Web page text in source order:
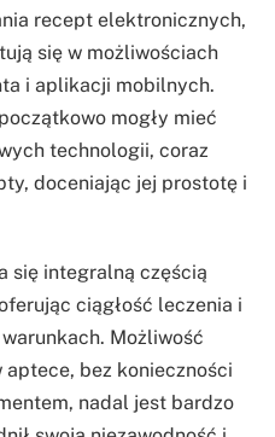
recept elektronicznych,
się w możliwościach
i aplikacji mobilnych.
mogły mieć
technologii, coraz
doceniając jej prostotę i
się integralną częścią
ciągłość leczenia i
Możliwość
bez konieczności
nadal jest bardzo